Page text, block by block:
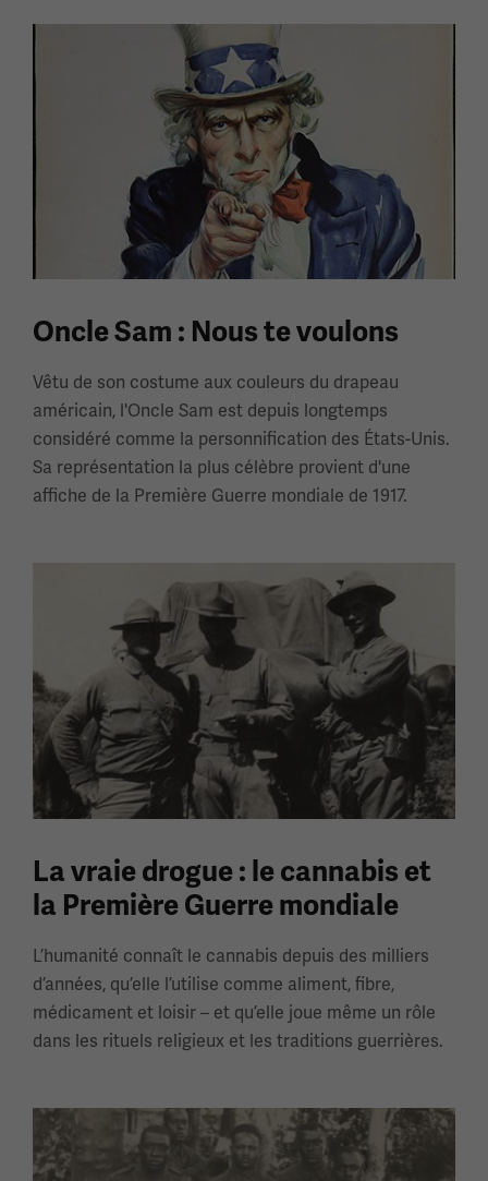
Oncle Sam : Nous te voulons
Vêtu de son costume aux couleurs du drapeau
américain, l'Oncle Sam est depuis longtemps
considéré comme la personnification des États-Unis.
Sa représentation la plus célèbre provient d'une
affiche de la Première Guerre mondiale de 1917.
La vraie drogue : le cannabis et
la Première Guerre mondiale
L’humanité connaît le cannabis depuis des milliers
d’années, qu’elle l’utilise comme aliment, fibre,
médicament et loisir – et qu’elle joue même un rôle
dans les rituels religieux et les traditions guerrières.